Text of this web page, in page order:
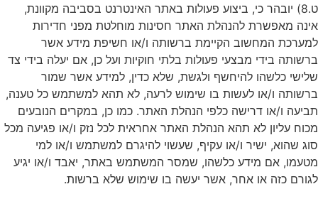
ט.8) יובהר כי, ביצוע פעולות באתר האינטרנט בסביבה מקוונת,
אינה מאפשרת להנהלת האתר חסינות מוחלטת מפני חדירות
למערכת המחשוב הקיימת ברשותה ו/או חשיפת מידע אשר
ברשותה בידי מבצעי פעולות בלתי חוקיות ועל כן, אם יעלה בידי צד
שלישי כלשהו להיחשף ולגשת, שלא כדין, למידע אשר שמור
ברשותה ו/או לעשות בו שימוש לרעה, לא תהא למשתמש כל טענה,
תביעה ו/או דרישה כלפי הנהלת האתר. כמו כן, במקרים הנובעים
מכוח עליון לא תהא הנהלת האתר אחראית לכל נזק ו/או פגיעה מכל
סוג שהוא, ישיר ו/או עקיף, שעשוי להיגרם למשתמש ו/או למי
מטעמו, אם מידע כלשהו, שמסר המשתמש באתר, יאבד ו/או יגיע
לגורם כזה או אחר, אשר יעשה בו שימוש שלא ברשות.